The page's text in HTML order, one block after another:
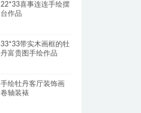
22*33喜事连连手绘摆
台作品
33*33带实木画框的牡
丹富贵图手绘作品
手绘牡丹客厅装饰画
卷轴装裱